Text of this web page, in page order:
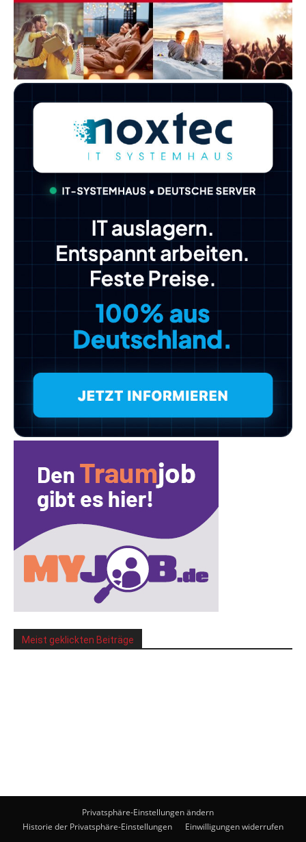
Meist geklickten Beiträge
Privatsphäre-Einstellungen ändern
Historie der Privatsphäre-Einstellungen
Einwilligungen widerrufen